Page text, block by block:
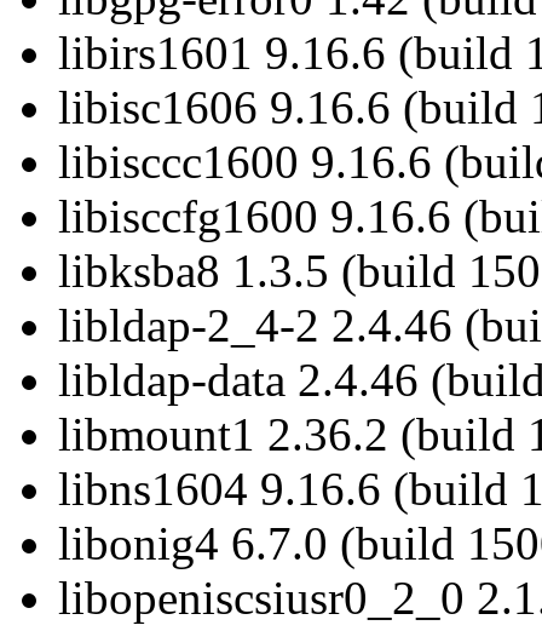
libirs1601 9.16.6 (build
libisc1606 9.16.6 (build
libisccc1600 9.16.6
libisccfg1600 9.16.6
libksba8 1.3.5 (build
libldap-2_4-2 2.4.46
libldap-data 2.4.46
libmount1 2.36.2 (build
libns1604 9.16.6 (build
libonig4 6.7.0 (build
libopeniscsiusr0_2_0